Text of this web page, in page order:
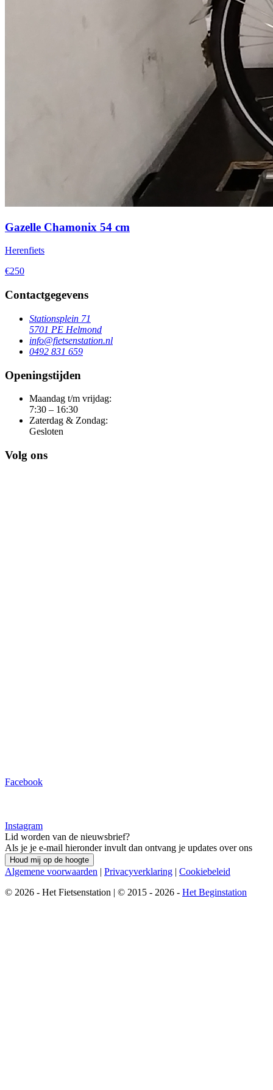
Gazelle Chamonix 54 cm
Herenfiets
€250
Contactgegevens
Stationsplein 71
5701 PE Helmond
info@fietsenstation.nl
0492 831 659
Openingstijden
Maandag t/m vrijdag:
7:30 – 16:30
Zaterdag & Zondag:
Gesloten
Volg ons
Facebook
Instagram
Lid worden van de nieuwsbrief?
Als je je e-mail hieronder invult dan ontvang je updates over ons
Houd mij op de hoogte
Algemene voorwaarden Privacyverklaring
Cookiebeleid
© 2026 - Het Fietsenstation | © 2015 - 2026 - Het Beginstation